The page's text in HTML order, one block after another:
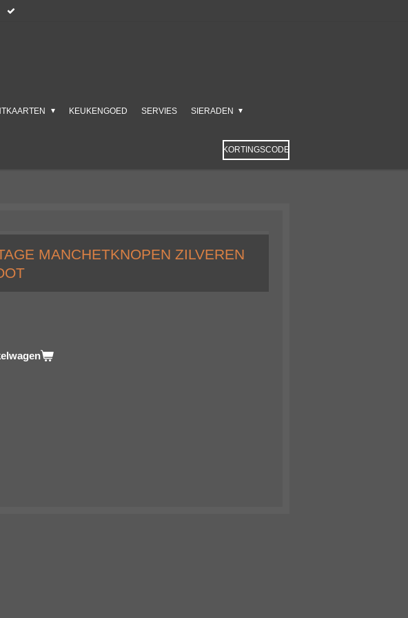
KEUKENGOED SERVIES SIERADEN
KORTINGSCODE
MANCHETKNOPEN ZILVEREN